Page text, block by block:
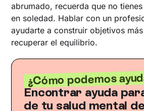
abrumado, recuerda que no
en soledad. Hablar con un
ayudarte a construir objetivos
recuperar el equilibrio.
¿Cómo podemos
Encontrar ayuda
de tu salud mental